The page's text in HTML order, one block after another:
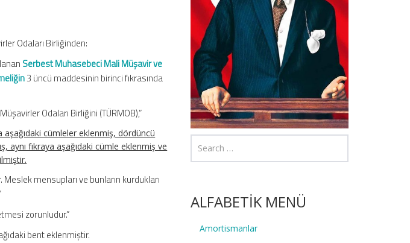
Odaları Birliğinden:
Serbest Muhasebeci Mali Müşavir ve
3 üncü maddesinin birinci fıkrasında
Odaları Birliğini (TÜRMOB),”
aşağıdaki cümleler eklenmiş, dördüncü
aynı fıkraya aşağıdaki cümle eklenmiş ve
Meslek mensupları ve bunların kurdukları
zorunludur.”
bent eklenmiştir.
ALFABETİK MENÜ
Amortismanlar